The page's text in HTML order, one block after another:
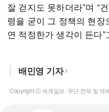
잘 걷지도 못하더라”며 “
령을 굳이 그 정책의 현
연 적정한가 생각이 든다”
배민영 기자
Copyright ⓒ 세계일보. 무단 전재 및 재